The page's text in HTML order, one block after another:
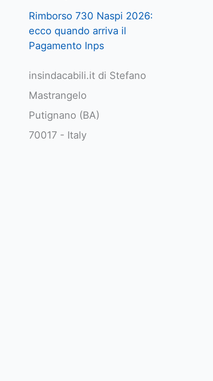
Rimborso 730 Naspi 2026:
ecco quando arriva il
Pagamento Inps
insindacabili.it di Stefano
Mastrangelo
Putignano (BA)
70017 - Italy